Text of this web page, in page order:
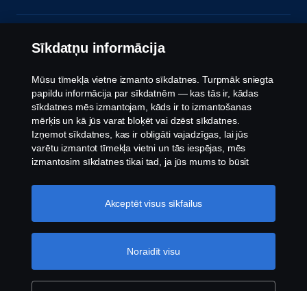
aizsargātas. Scania Latvia, Tīraines iela 13, Rīga,
Sīkdatņu informācija
Mūsu tīmekļa vietne izmanto sīkdatnes. Turpmāk sniegta
papildu informācija par sīkdatnēm — kas tās ir, kādas
sīkdatnes mēs izmantojam, kāds ir to izmantošanas
mērķis un kā jūs varat bloķēt vai dzēst sīkdatnes.
Izņemot sīkdatnes, kas ir obligāti vajadzīgas, lai jūs
varētu izmantot tīmekļa vietni un tās iespējas, mēs
izmantosim sīkdatnes tikai tad, ja jūs mums to būsit
Noraidīt visu
Akceptēt visus sīkfailus